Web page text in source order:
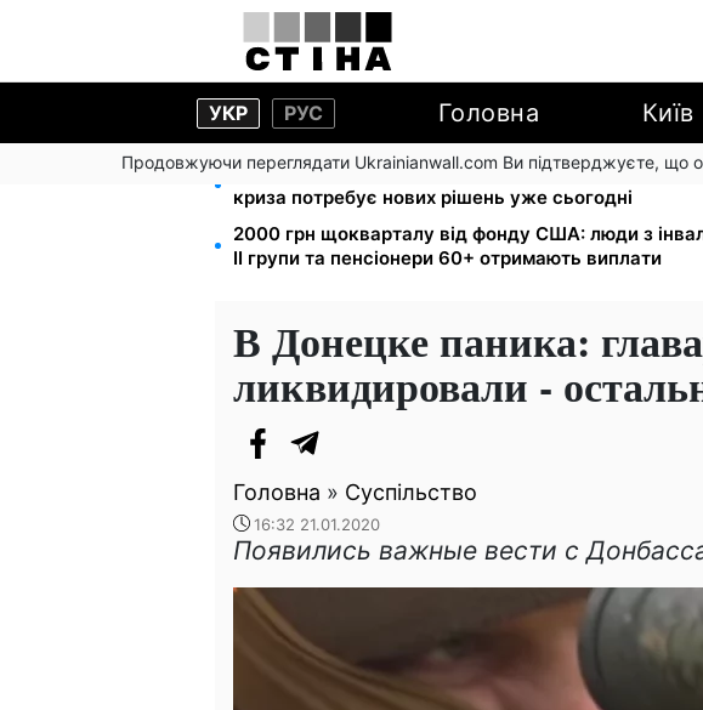
УКР РУС Головна Київ
Продовжуючи переглядати Ukrainianwall.com Ви підтверджуєте, що
Директорка ДОЗ Києва Тетяна Мостепан:
криза потребує нових рішень уже сьогодні
2000 грн щокварталу від фонду США: люди з
II групи та пенсіонери 60+ отримають виплати
В Донецке паника:
ликвидировали -
Головна » Суспільство
16:32 21.01.2020
Появились важные вести с